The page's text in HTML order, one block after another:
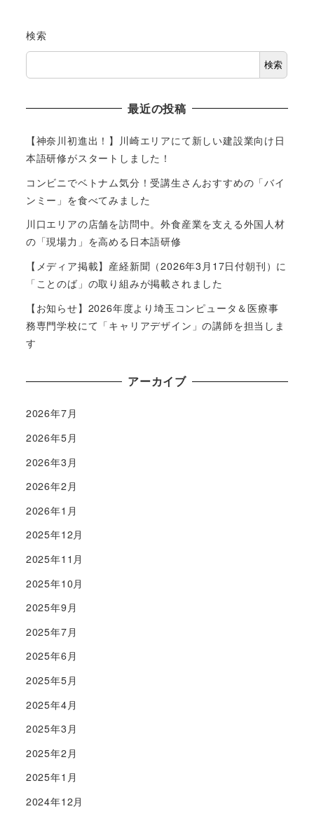
検索
検索
最近の投稿
【神奈川初進出！】川崎エリアにて新しい建設業向け日
本語研修がスタートしました！
コンビニでベトナム気分！受講生さんおすすめの「バイ
ンミー」を食べてみました
川口エリアの店舗を訪問中。外食産業を支える外国人材
の「現場力」を高める日本語研修
【メディア掲載】産経新聞（2026年3月17日付朝刊）に
「ことのば」の取り組みが掲載されました
【お知らせ】2026年度より埼玉コンピュータ＆医療事
務専門学校にて「キャリアデザイン」の講師を担当しま
す
アーカイブ
2026年7月
2026年5月
2026年3月
2026年2月
2026年1月
2025年12月
2025年11月
2025年10月
2025年9月
2025年7月
2025年6月
2025年5月
2025年4月
2025年3月
2025年2月
2025年1月
2024年12月